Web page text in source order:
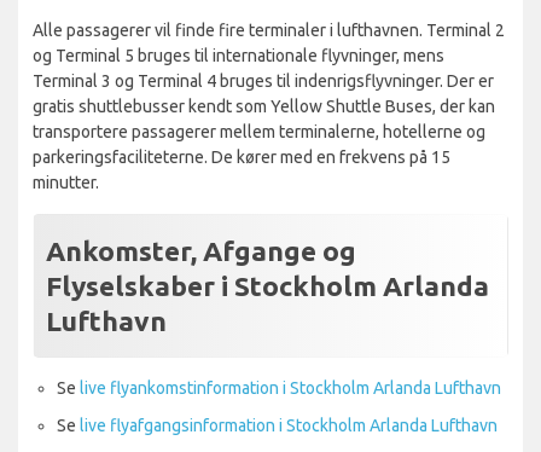
Alle passagerer vil finde fire terminaler i lufthavnen. Terminal 2
og Terminal 5 bruges til internationale flyvninger, mens
Terminal 3 og Terminal 4 bruges til indenrigsflyvninger. Der er
gratis shuttlebusser kendt som Yellow Shuttle Buses, der kan
transportere passagerer mellem terminalerne, hotellerne og
parkeringsfaciliteterne. De kører med en frekvens på 15
minutter.
Ankomster, Afgange og
Flyselskaber i Stockholm Arlanda
Lufthavn
Se live flyankomstinformation i Stockholm Arlanda Lufthavn
Se live flyafgangsinformation i Stockholm Arlanda Lufthavn